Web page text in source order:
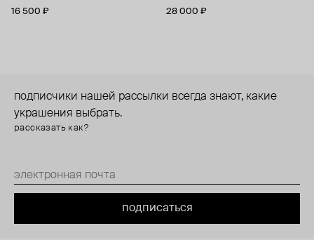
16 500 ₽
28 000 ₽
подписчики нашей рассылки всегда знают, какие
украшения выбрать.
рассказать как?
подписаться